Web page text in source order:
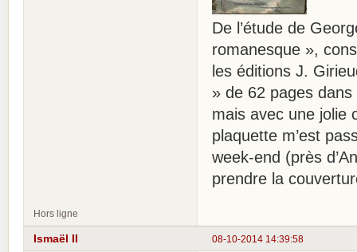
De l’étude de
romanesque »,
les éditions J.
» de 62 pages
mais avec une jolie
plaquette m’est
week-end (près
prendre la
Hors ligne
08-10-2014 14:39:58
Ismaël II